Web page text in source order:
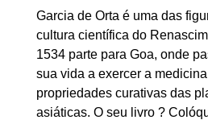
Garcia de Orta é uma das
cultura científica do
1534 parte para Goa, onde
sua vida a exercer a
propriedades curativas das
asiáticas. O seu livro ?